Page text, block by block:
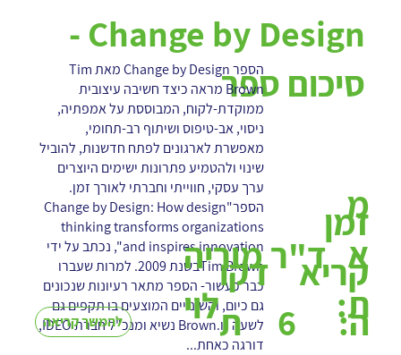
Change by Design -
סיכום ספר
הספר Change by Design מאת Tim
Brown מראה כיצד חשיבה עיצובית
ממוקדת-לקוח, המבוססת על אמפתיה,
ניסוי, אב-טיפוס ושיתוף רב-תחומי,
מאפשרת לארגונים לפתח חדשנות, להוביל
שינוי ולהטמיע פתרונות ישימים היוצרים
ערך עסקי, חווייתי וחברתי לאורך זמן.
הספר"Change by Design: How design
thinking transforms organizations
and inspires innovation", נכתב על ידי
Tim Brownבשנת 2009. למרות שעברו
כבר כעשור- הספר מתאר רעיונות שנכונים
גם כיום, והשינויים המוצעים בו תקפים גם
לשעה זו.Brown נשיא ומנכ"ל חברת IDEO,
דורגה כאחת...
ד"ר מוריה
לוי
מ
א
ת:
להמשך קריאה
דקו
ת
זמן
קריא
ה:
6